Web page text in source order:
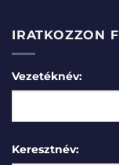
IRATKOZZON
Vezetéknév:
Keresztnév: